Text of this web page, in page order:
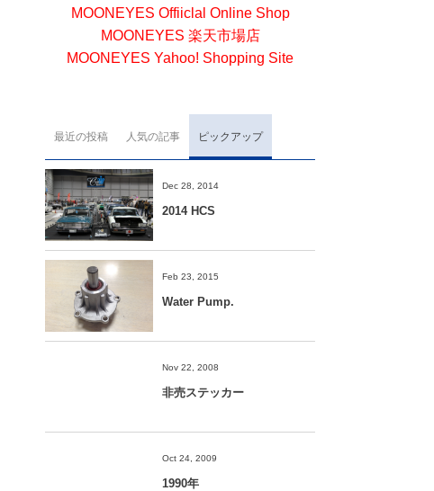
MOONEYES Offiiclal Online Shop
MOONEYES 楽天市場店
MOONEYES Yahoo! Shopping Site
最近の投稿 人気の記事 ピックアップ
Dec 28, 2014
2014 HCS
Feb 23, 2015
Water Pump.
Nov 22, 2008
非売ステッカー
Oct 24, 2009
1990年